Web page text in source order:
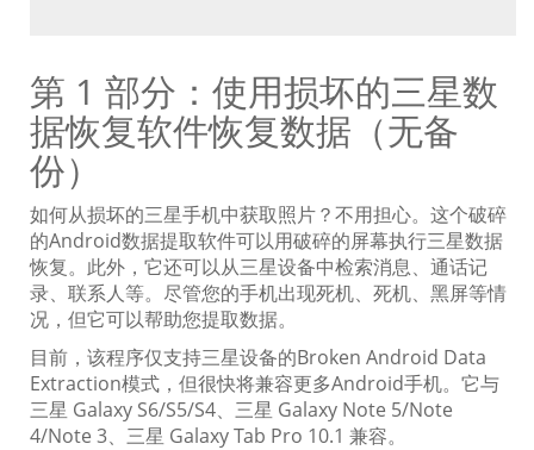
第 1 部分：使用损坏的三星数
据恢复软件恢复数据（无备
份）
如何从损坏的三星手机中获取照片？不用担心。这个破碎
的Android数据提取软件可以用破碎的屏幕执行三星数据
恢复。此外，它还可以从三星设备中检索消息、通话记
录、联系人等。尽管您的手机出现死机、死机、黑屏等情
况，但它可以帮助您提取数据。
目前，该程序仅支持三星设备的Broken Android Data
Extraction模式，但很快将兼容更多Android手机。它与
三星 Galaxy S6/S5/S4、三星 Galaxy Note 5/Note
4/Note 3、三星 Galaxy Tab Pro 10.1 兼容。